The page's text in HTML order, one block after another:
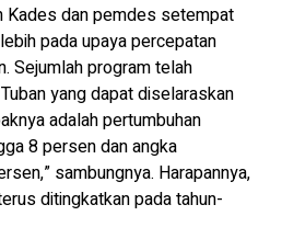
Kades dan pemdes setempat
pada upaya percepatan
Sejumlah program telah
yang dapat diselaraskan
adalah pertumbuhan
8 persen dan angka
sambungnya. Harapannya,
ditingkatkan pada tahun-